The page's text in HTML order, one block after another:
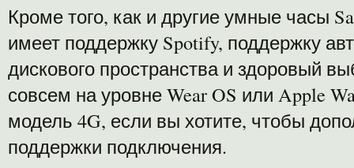
Кроме того, как и другие умные часы
имеет поддержку Spotify, поддержку
дискового пространства и здоровый
совсем на уровне Wear OS или Apple
модель 4G, если вы хотите, чтобы
поддержки подключения.